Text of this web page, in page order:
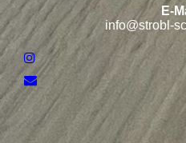
E-
info@strobl-